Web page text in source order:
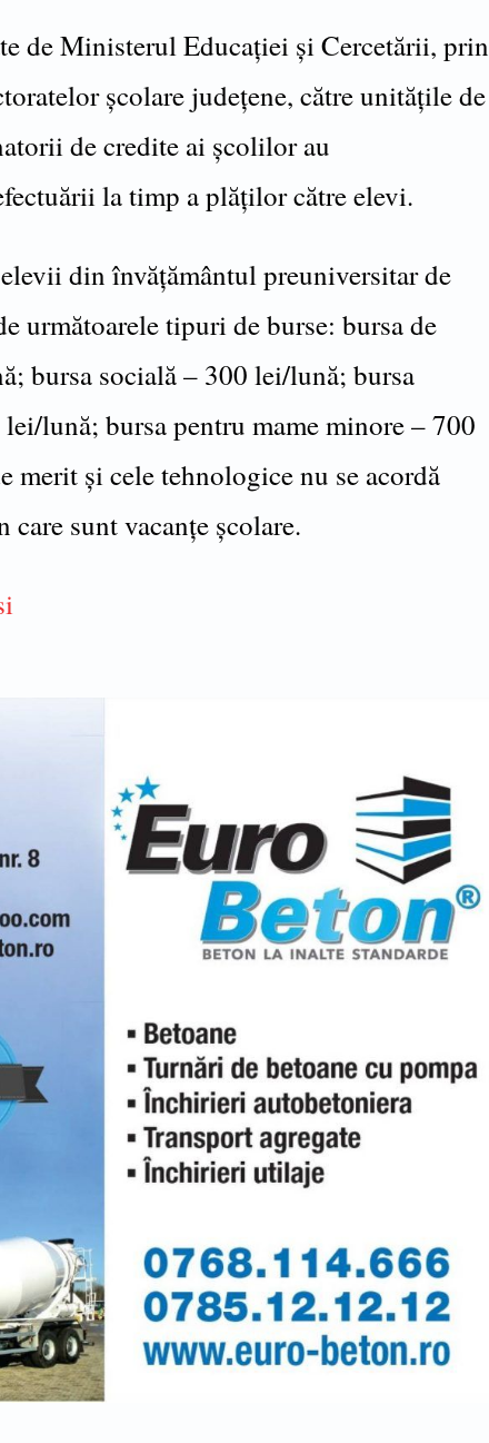
de Ministerul Educației și Cercetării, prin
școlare județene, către unitățile de
de credite ai școlilor au
la timp a plăților către elevi.
din învățământul preuniversitar de
următoarele tipuri de burse: bursa de
bursa socială – 300 lei/lună; bursa
lună; bursa pentru mame minore – 700
merit și cele tehnologice nu se acordă
sunt vacanțe școlare.